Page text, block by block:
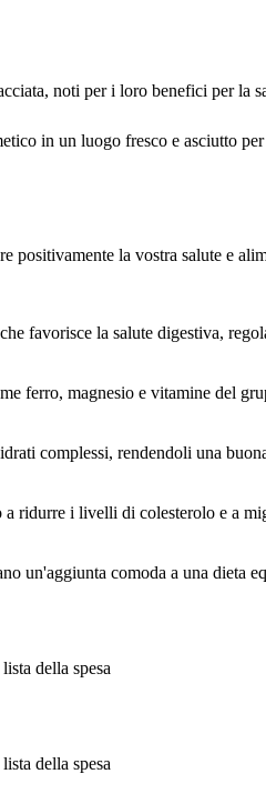
noti per i loro benefici per
in un luogo fresco e asciutto
positivamente la vostra salute e
favorisce la salute digestiva,
ferro, magnesio e vitamine del
complessi, rendendoli una
a ridurre i livelli di colesterolo e a
un'aggiunta comoda a una dieta
della spesa
della spesa